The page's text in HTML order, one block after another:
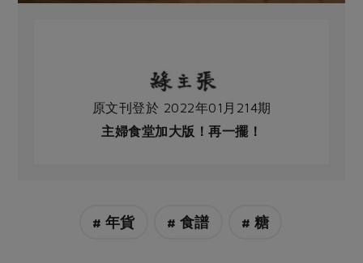
原文刊登於 2022年01月214期
主婦食堂加大版！再一擺！
# 年貨 # 食譜 # 糖